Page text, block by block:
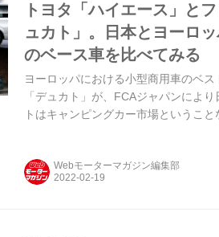
トヨタ「ハイエース」と
ュカト」。日本とヨーロ
のベース車を比べてみる
ヨーロッパにおける小型商用車のベ
「デュカト」が、FCAジャパンによ
トはキャンピングカー市場というこ
Webモーターマガジン編集部